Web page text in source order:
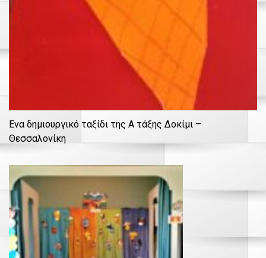
Ένα δημιουργικό ταξίδι της Α τάξης Δοκίμι –
Θεσσαλονίκη